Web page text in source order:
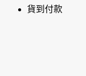
貨到付款